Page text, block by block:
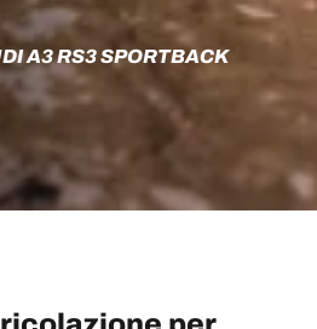
A3 RS3 SPORTBACK